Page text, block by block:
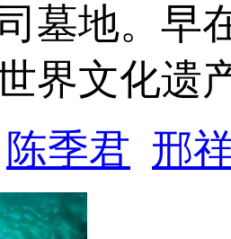
墓地。早
界文化
陈季君 邢